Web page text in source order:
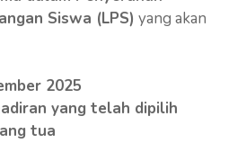
Siswa (LPS) yang akan
2025
yang telah dipilih
tua